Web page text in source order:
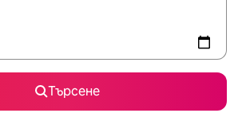
Търсене